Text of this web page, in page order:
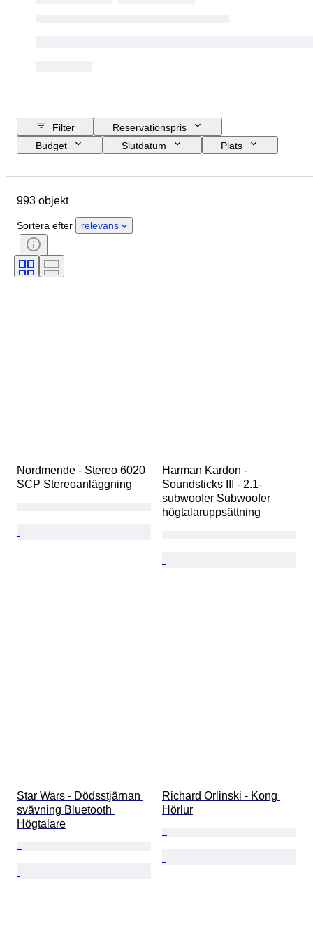
Filter
Reservationspris
Budget
Slutdatum
Plats
Skick
Genre
Era
Testad och fungerande
Skapare
993 objekt
Sortera efter relevans
Nordmende - Stereo 6020
SCP Stereoanläggning
Harman Kardon -
Soundsticks III - 2.1-
subwoofer Subwoofer
högtalaruppsättning
Star Wars - Dödsstjärnan
svävning Bluetooth
Högtalare
Richard Orlinski - Kong
Hörlur